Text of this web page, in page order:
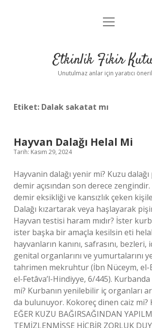
Anasayfa
Yasal Uyarı
menüyü
Etkinlik Fikir
Unutulmaz anlar için yaratıcı
Etiket: Dalak sakatat mı
Hayvan Dalağı Helal Mi
Tarih: Kasım 29, 2024
Hayvanin dalağı yenir mi? Kuzu
demir açısından son derece
demir eksikliği ve kansızlık çeken
Dalağı kızartarak veya haşlayarak
Hayvan testisi haram mıdır? İster
ister başka bir amaçla kesilsin eti
hayvanların kanını, safrasını,
genital organlarını ve yumurtalarını
tahrimen mekruhtur (İbn Nüceym, el-
el-Fetâva’l-Hindiyye, 6/445).
mi? Kurbanın yenilebilir iç organları
da bulunuyor. Kokoreç dinen caiz mi?
EĞER KUZU BAĞIRSAĞINDAN
TEMİZLENMİŞSE HİÇBİR ZORLUK